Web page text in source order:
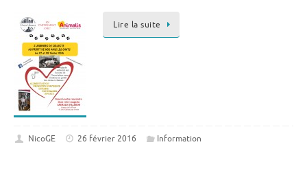
Lire la suite
NicoGE 26 février 2016 Information